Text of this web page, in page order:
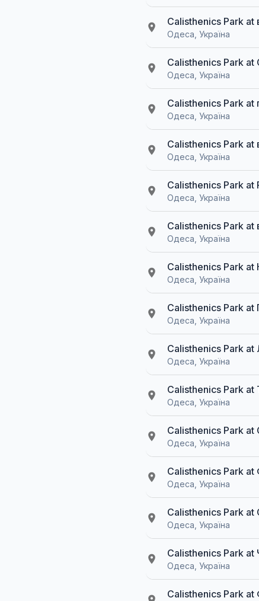
Calisthenics Park
Одеса, Україна
Calisthenics Park
Одеса, Україна
Calisthenics Park at
Одеса, Україна
Calisthenics Park
Одеса, Україна
Calisthenics Park at
Одеса, Україна
Calisthenics Park
Одеса, Україна
Calisthenics Park at
Одеса, Україна
Calisthenics Park at
Одеса, Україна
Calisthenics Park
Одеса, Україна
Calisthenics Park at
Одеса, Україна
Calisthenics Park
Одеса, Україна
Calisthenics Park
Одеса, Україна
Calisthenics Park
Одеса, Україна
Calisthenics Park
Одеса, Україна
Calisthenics Park